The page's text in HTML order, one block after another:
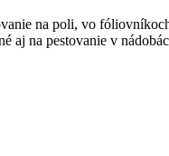
na poli, vo
na pestovanie v